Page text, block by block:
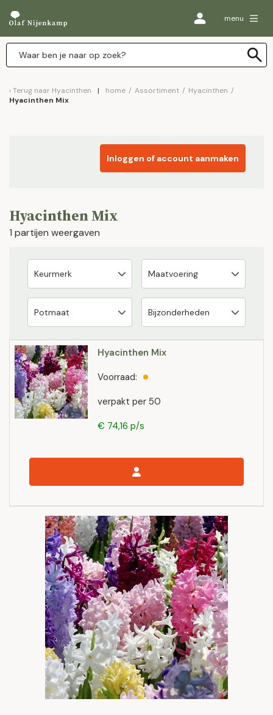
menu
Terug naar Hyacinthen home / Assortiment / Hyacinthen /
Hyacinthen Mix
Inloggen of account aanmaken
Hyacinthen Mix
1 partijen weergaven
Hyacinthen Mix
verpakt per 50
Voorraad:
€ 74,16 p/s